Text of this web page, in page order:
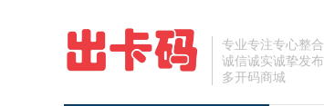
专业专注专心整合
诚信诚实诚挚发布
多开码商城